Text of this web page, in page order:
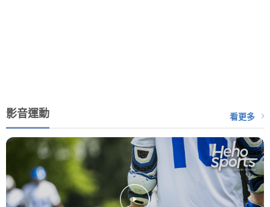
影音運動 看更多